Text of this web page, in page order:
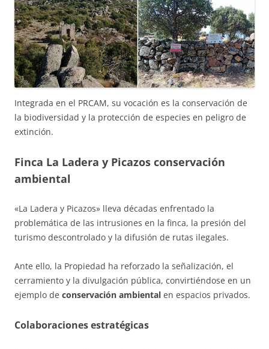
Integrada en el PRCAM, su vocación es la conservación de
la biodiversidad y la protección de especies en peligro de
extinción.
Finca La Ladera y Picazos conservación
ambiental
«La Ladera y Picazos» lleva décadas enfrentado la
problemática de las intrusiones en la finca, la presión del
turismo descontrolado y la difusión de rutas ilegales.
Ante ello, la Propiedad ha reforzado la señalización, el
cerramiento y la divulgación pública, convirtiéndose en un
ejemplo de conservación ambiental en espacios privados.
Colaboraciones estratégicas